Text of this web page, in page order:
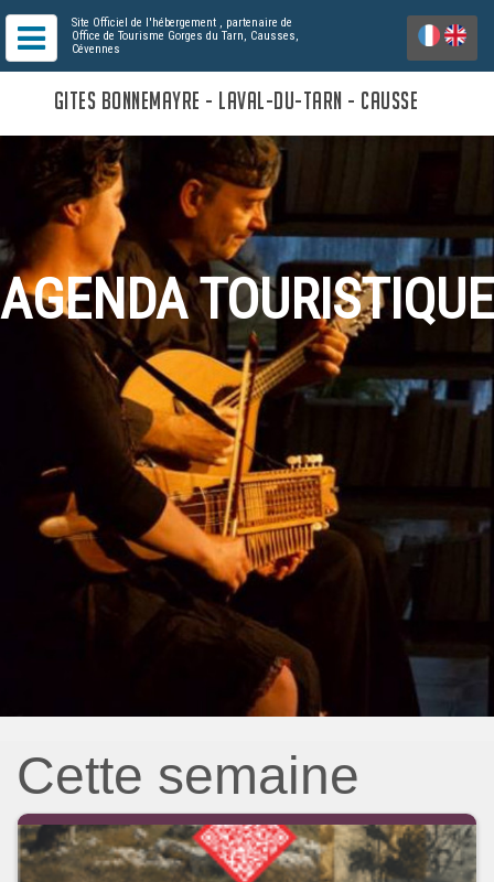
Site Officiel de l'hébergement , partenaire de
Office de Tourisme Gorges du Tarn, Causses,
Cévennes
GITES BONNEMAYRE - LAVAL-DU-TARN - CAUSSE
AGENDA TOURISTIQUE
Cette semaine